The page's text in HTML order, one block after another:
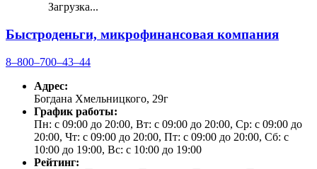
Загрузка...
Быстроденьги, микрофинансовая компания
8‒800‒700‒43‒44
Адрес:
Богдана Хмельницкого, 29г
График работы:
Пн: с 09:00 до 20:00, Вт: с 09:00 до 20:00, Ср: с 09:00 до
20:00, Чт: с 09:00 до 20:00, Пт: с 09:00 до 20:00, Сб: с
10:00 до 19:00, Вс: с 10:00 до 19:00
Рейтинг: